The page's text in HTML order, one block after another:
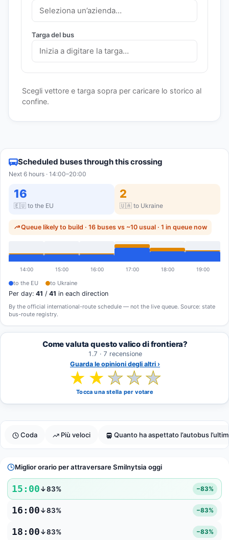
Coda Più veloci Quanto ha aspettato l’autobus
Targa del bus
Scegli vettore e targa sopra per caricare lo storico al
confine.
Scheduled buses through this crossing
Next 6 hours · 14:00–20:00
16
🇪🇺 to the EU
2
🇺🇦 to Ukraine
Queue likely to build · 16 buses vs ~10 usual · 1 in queue now
14:00 15:00 16:00 17:00 18:00 19:00
to the EU to Ukraine
Per day: 41 / 41 in each direction
By the official international-route schedule — not the live queue. Source: state
bus-route registry.
Come valuta questo valico di frontiera?
1.7 · 7 recensione
Guarda le opinioni degli altri ›
★ ★ ★★★
Tocca una stella per votare
Miglior orario per attraversare Smilnytsia oggi
15:00↓83% −83%
16:00↓83% −83%
18:00↓83% −83%